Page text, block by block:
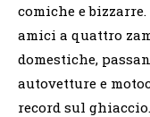
comiche e
amici a quattro
domestiche,
autovetture e
record sul ghiaccio.